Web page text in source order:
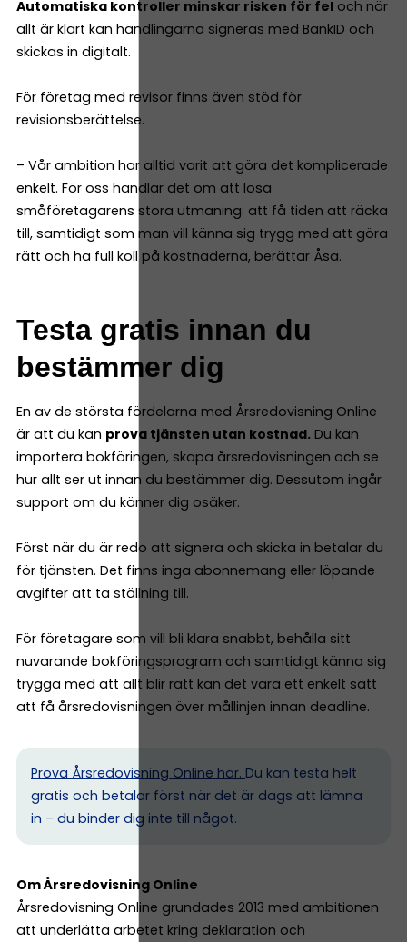
Automatiska kontroller minskar risken för fel och när
allt är klart kan handlingarna signeras med BankID och
skickas in digitalt.
För företag med revisor finns även stöd för
revisionsberättelse.
– Vår ambition har alltid varit att göra det komplicerade
enkelt. För oss handlar det om att lösa
småföretagarens stora utmaning: att få tiden att räcka
till, samtidigt som man vill känna sig trygg med att göra
rätt och ha full koll på kostnaderna, berättar Åsa.
Testa gratis innan du
bestämmer dig
En av de största fördelarna med Årsredovisning Online
är att du kan prova tjänsten utan kostnad. Du kan
importera bokföringen, skapa årsredovisningen och se
hur allt ser ut innan du bestämmer dig. Dessutom ingår
support om du känner dig osäker.
Först när du är redo att signera och skicka in betalar du
för tjänsten. Det finns inga abonnemang eller löpande
avgifter att ta ställning till.
För företagare som vill bli klara snabbt, behålla sitt
nuvarande bokföringsprogram och samtidigt känna sig
trygga med att allt blir rätt kan det vara ett enkelt sätt
att få årsredovisningen över mållinjen innan deadline.
Prova Årsredovisning Online här. Du kan testa helt
gratis och betalar först när det är dags att lämna
in – du binder dig inte till något.
Om Årsredovisning Online
Årsredovisning Online grundades 2013 med ambitionen
att underlätta arbetet kring deklaration och